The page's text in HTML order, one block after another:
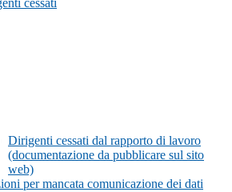
cessati
Dirigenti cessati dal rapporto di lavoro
(documentazione da pubblicare sul sito
web)
per mancata comunicazione dei dati